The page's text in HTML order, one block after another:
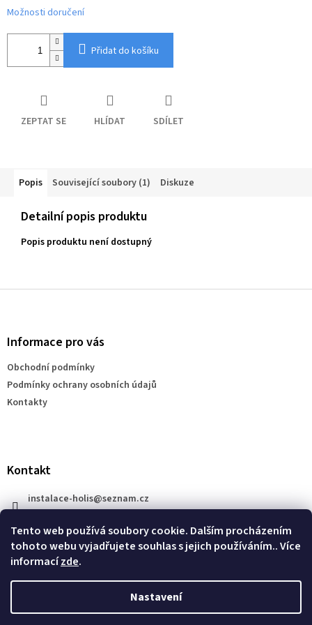
Tento web používá soubory cookie. Dalším procházením
tohoto webu vyjadřujete souhlas s jejich používáním.. Více
informacízde.
Nastavení
Možnosti doručení
Přidat do košíku
ZEPTAT SE HLÍDAT SDÍLET
Popis Související soubory (1) Diskuze
Detailní popis produktu
Popis produktu není dostupný
Z
Informace pro vás
Obchodní podmínky
Podmínky ochrany osobních údajů
Kontakty
Kontakt
instalace-holis@seznam.cz
Vytvořil Shoptet